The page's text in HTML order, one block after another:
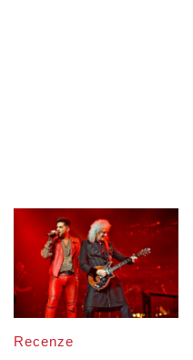
Recenze